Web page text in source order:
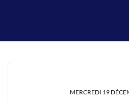
MERCREDI 19